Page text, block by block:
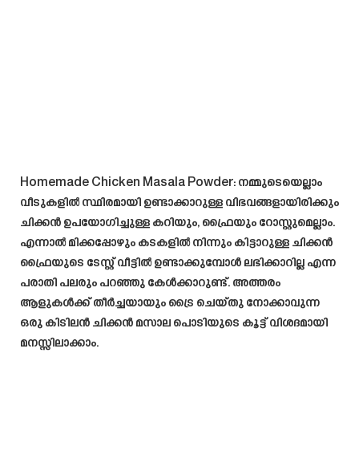
Homemade Chicken Masala Powder: നമ്മുടെയെല്ലാം
വീടുകളിൽ സ്ഥിരമായി ഉണ്ടാക്കാറുള്ള വിഭവങ്ങളായിരിക്കും
ചിക്കൻ ഉപയോഗിച്ചുള്ള കറിയും, ഫ്രൈയും റോസ്റ്റുമെല്ലാം.
എന്നാൽ മിക്കപ്പോഴും കടകളിൽ നിന്നും കിട്ടാറുള്ള ചിക്കൻ
ഫ്രൈയുടെ ടേസ്റ്റ് വീട്ടിൽ ഉണ്ടാക്കുമ്പോൾ ലഭിക്കാറില്ല എന്ന
പരാതി പലരും പറഞ്ഞു കേൾക്കാറുണ്ട്. അത്തരം
ആളുകൾക്ക് തീർച്ചയായും ട്രൈ ചെയ്തു നോക്കാവുന്ന
ഒരു കിടിലൻ ചിക്കൻ മസാല പൊടിയുടെ കൂട്ട് വിശദമായി
മനസ്സിലാക്കാം.